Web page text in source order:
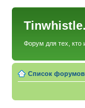
Форум для тех, кто
Список форумов